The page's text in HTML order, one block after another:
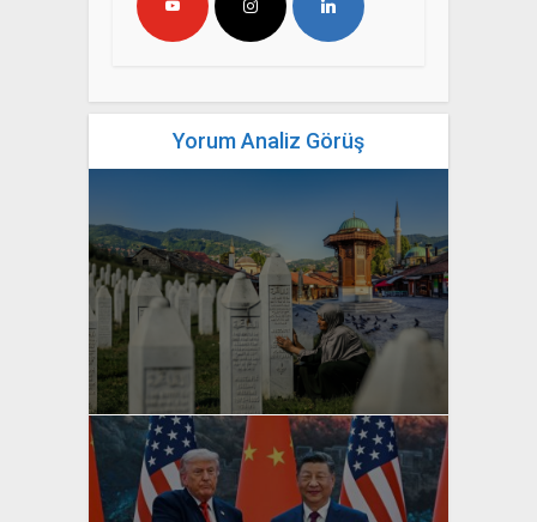
Yorum Analiz Görüş
yazan
Bahri Ak